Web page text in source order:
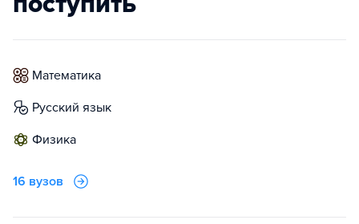
математика
русский язык
физика
16 вузов